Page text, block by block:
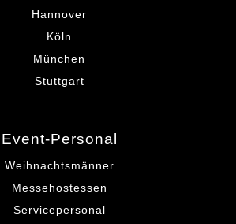
Hannover
Köln
München
Stuttgart
Event-Personal
Weihnachtsmänner
Messehostessen
Servicepersonal